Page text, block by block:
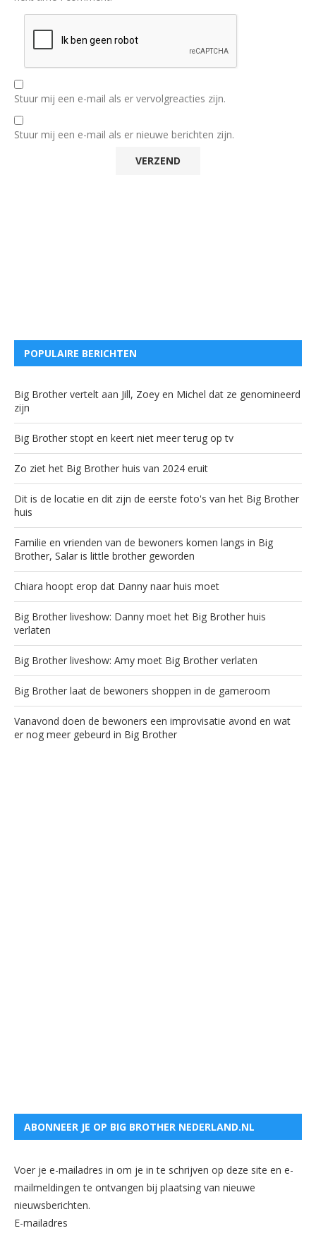
Stuur mij een e-mail als er vervolgreacties zijn.
Stuur mij een e-mail als er nieuwe berichten zijn.
POPULAIRE BERICHTEN
Big Brother vertelt aan Jill, Zoey en Michel dat ze genomineerd
zijn
Big Brother stopt en keert niet meer terug op tv
Zo ziet het Big Brother huis van 2024 eruit
Dit is de locatie en dit zijn de eerste foto's van het Big Brother
huis
Familie en vrienden van de bewoners komen langs in Big
Brother, Salar is little brother geworden
Chiara hoopt erop dat Danny naar huis moet
Big Brother liveshow: Danny moet het Big Brother huis
verlaten
Big Brother liveshow: Amy moet Big Brother verlaten
Big Brother laat de bewoners shoppen in de gameroom
Vanavond doen de bewoners een improvisatie avond en wat
er nog meer gebeurd in Big Brother
ABONNEER JE OP BIG BROTHER NEDERLAND.NL
Voer je e-mailadres in om je in te schrijven op deze site en e-
mailmeldingen te ontvangen bij plaatsing van nieuwe
nieuwsberichten.
E-mailadres